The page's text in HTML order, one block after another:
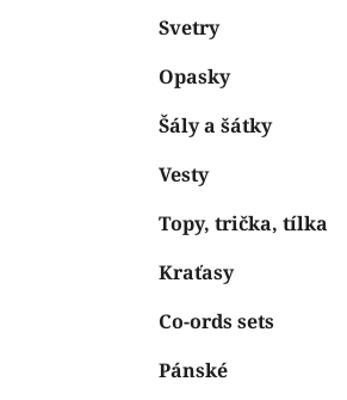
Svetry
Opasky
Šály a šátky
Vesty
Topy, trička, tílka
Kraťasy
Co-ords sets
Pánské